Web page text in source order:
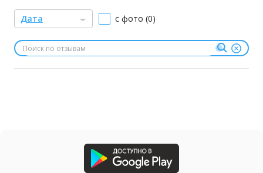
Дата с фото (0)